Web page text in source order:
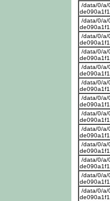
/data/0/a/
/data/0/a/
/data/0/a/
/data/0/a/
/data/0/a/
/data/0/a/
/data/0/a/
/data/0/a/
/data/0/a/
/data/0/a/
/data/0/a/
/data/0/a/
/data/0/a/